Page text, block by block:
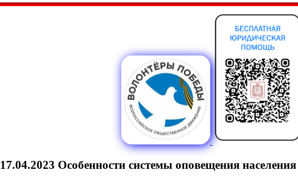
17.04.2023 Особенности системы оповещения